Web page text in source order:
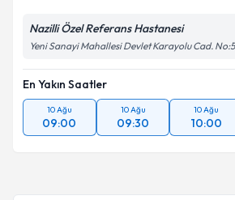
Nazilli Özel Referans Hastanesi
Yeni Sanayi Mahallesi Devlet Karayolu Cad.
En Yakın Saatler
10 Ağu
09:00
10 Ağu
09:30
10 Ağu
10:00